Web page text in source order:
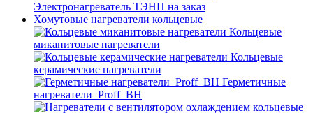
Электронагреватель ТЭНП на заказ
Хомутовые нагреватели кольцевые
Кольцевые
миканитовые нагреватели
Кольцевые
керамические нагреватели
Герметичные
нагреватели_Proff_BH